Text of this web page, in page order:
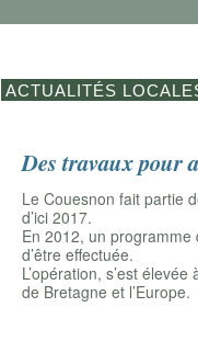
ACTUALITÉS
Des travaux pour
Le Couesnon fait partie
d’ici 2017.
En 2012, un
d’être effectuée.
L’opération, s’est
de Bretagne et l’Europe.